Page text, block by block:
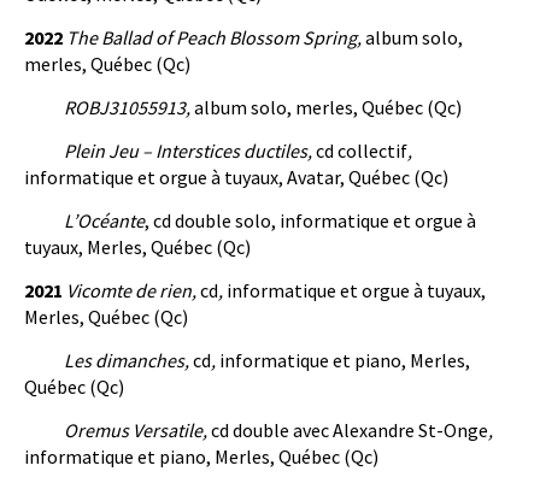
2022 The Ballad of Peach Blossom Spring,album solo,
merles, Québec (Qc)
ROBJ31055913,album solo, merles, Québec (Qc)
Plein Jeu – Interstices ductiles,cd collectif,
informatique et orgue à tuyaux, Avatar, Québec (Qc)
L’Océante, cd double solo, informatique et orgue à
tuyaux, Merles, Québec (Qc)
2021 Vicomte de rien,cd, informatique et orgue à tuyaux,
Merles, Québec (Qc)
Les dimanches,cd, informatique et piano, Merles,
Québec (Qc)
Oremus Versatile,cd double avec Alexandre St-Onge,
informatique et piano, Merles, Québec (Qc)